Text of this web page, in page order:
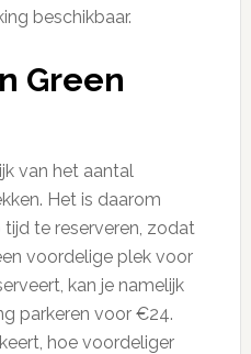
beschikbaar.
Green
van het aantal
Het is daarom
te reserveren, zodat
voordelige plek voor
kan je namelijk
parkeren voor €24.
hoe voordeliger